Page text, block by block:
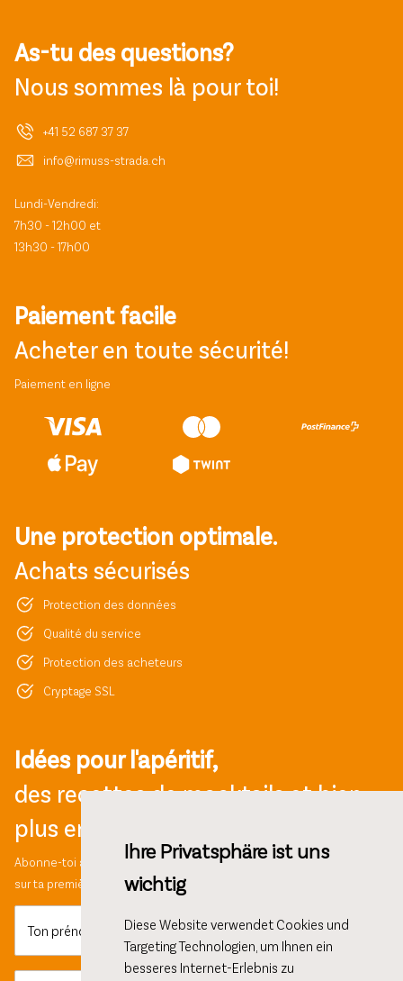
Ihre Privatsphäre ist uns
wichtig
Diese Website verwendet Cookies und
Targeting Technologien, um Ihnen ein
besseres Internet-Erlebnis zu
As-tu des questions?
Nous sommes là pour toi!
+41 52 687 37 37
info@rimuss-strada.ch
Lundi-Vendredi:
7h30 - 12h00 et
13h30 - 17h00
Paiement facile
Acheter en toute sécurité!
Paiement en ligne
Une protection optimale.
Achats sécurisés
Protection des données
Qualité du service
Protection des acheteurs
Cryptage SSL
Idées pour l'apéritif,
des recettes de mocktails et bien
plus encore !
Abonne-toi à notre newsletter et bénéficie d'une réduction de 10%
sur ta première commande.
Ton prénom